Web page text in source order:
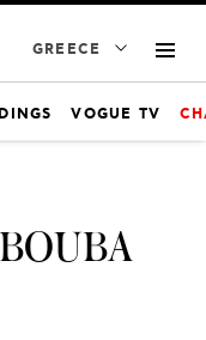
GREECE
VOGUE TV